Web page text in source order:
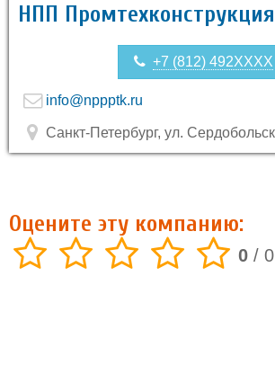
НПП Промтехконструкция
+7 (812) 492XXXX
info@nppptk.ru
Санкт-Петербург, ул.
Оцените эту компанию:
0 / 0